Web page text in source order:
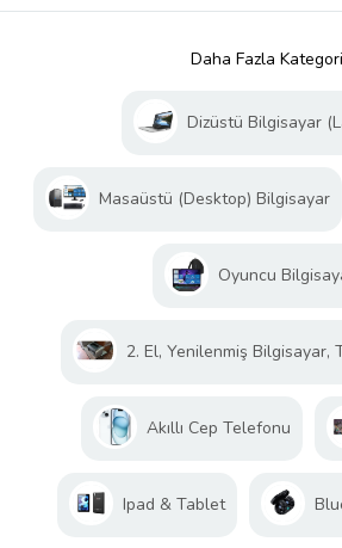
Daha Fazla Kategori
Dizüstü Bilgisayar
Masaüstü (Desktop) Bilgisayar
Oyuncu
2. El, Yenilenmiş Bilgisayar,
Akıllı Cep Telefonu
Ipad & Tablet